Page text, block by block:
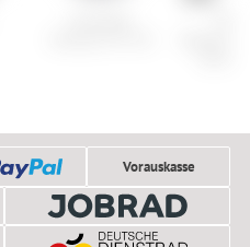
Vorauskasse